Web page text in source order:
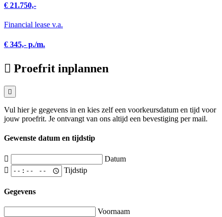
€ 21.750,-
Financial lease v.a.
€ 345,- p./m.
Proefrit inplannen
Vul hier je gegevens in en kies zelf een voorkeursdatum en tijd voor
jouw proefrit. Je ontvangt van ons altijd een bevestiging per mail.
Gewenste datum en tijdstip
Datum
Tijdstip
Gegevens
Voornaam